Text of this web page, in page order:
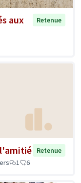
aux
Retenue
Retenue
1 6